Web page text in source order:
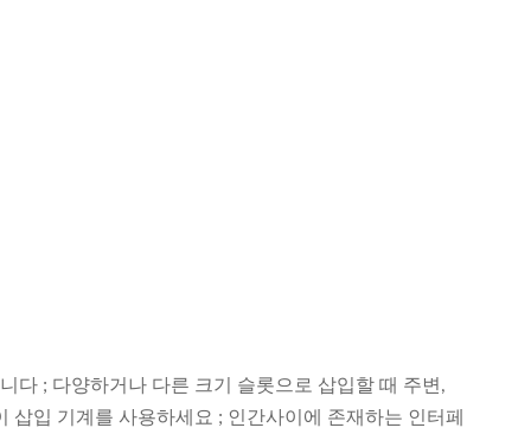
다 ; 다양하거나 다른 크기 슬롯으로 삽입할 때 주변,
입 기계를 사용하세요 ; 인간사이에 존재하는 인터페